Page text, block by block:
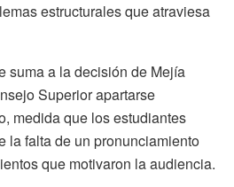
estructurales que atraviesa
suma a la decisión de Mejía
Superior apartarse
medida que los estudiantes
la falta de un pronunciamiento
que motivaron la audiencia.